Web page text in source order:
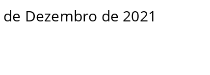
de Dezembro de 2021